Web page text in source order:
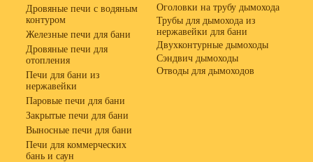
Дровяные печи с водяным
контуром
Железные печи для бани
Дровяные печи для
отопления
Печи для бани из
нержавейки
Паровые печи для бани
Закрытые печи для бани
Выносные печи для бани
Печи для коммерческих
бань и саун
Оголовки на трубу дымохода
Трубы для дымохода из
нержавейки для бани
Двухконтурные дымоходы
Сэндвич дымоходы
Отводы для дымоходов